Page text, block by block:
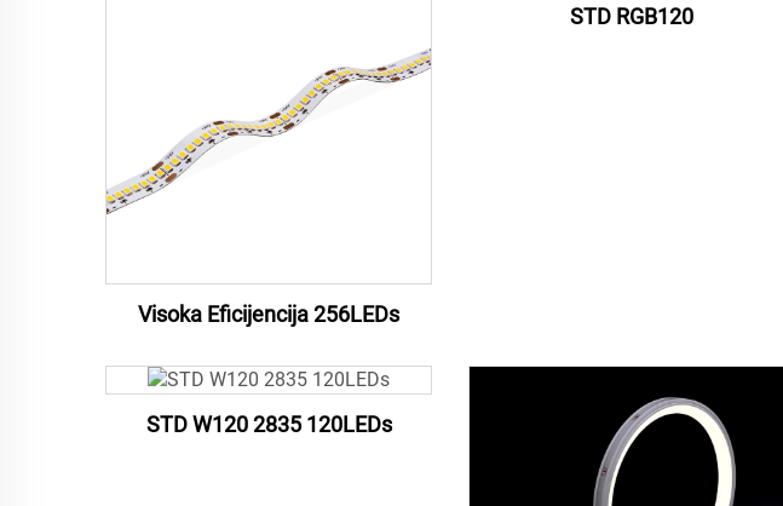
Visoka Eficijencija 256LEDs
STD RGB120
STD W120 2835 120LEDs